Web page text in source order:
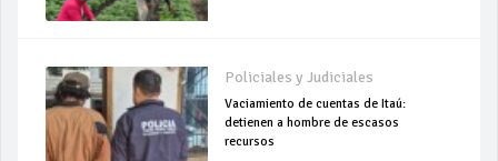
Policiales y Judiciales
Vaciamiento de cuentas de Itaú:
detienen a hombre de escasos
recursos